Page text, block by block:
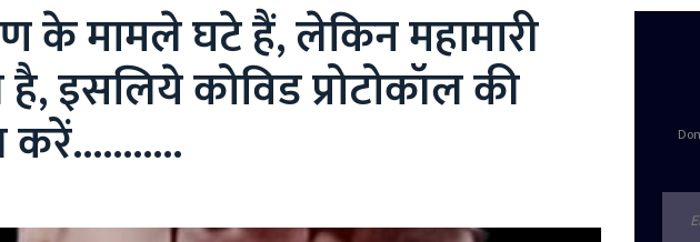
के मामले घटे हैं, लेकिन महामारी
इसलिये कोविड प्रोटोकॉल की